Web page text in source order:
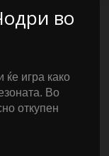
во
игра како
Во
откупен